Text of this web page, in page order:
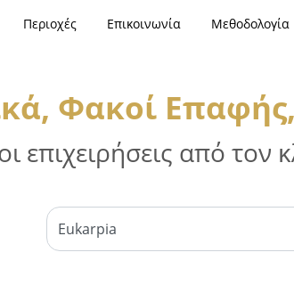
Περιοχές Επικοινωνία Μεθοδολογία
Φακοί
επιχειρήσεις από